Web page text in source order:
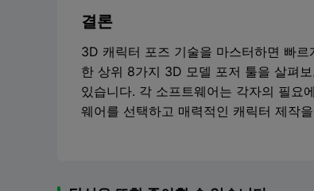
결론
3D 캐릭터 포즈 기술을 마스터하면 빠
한 상위 8가지 3D 모델 포저 툴을 살펴
있습니다. 각 소프트웨어는 각자의 필요
웨어를 선택하고 매력적인 캐릭터 제작